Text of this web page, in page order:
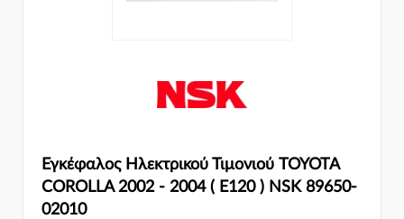
Εγκέφαλος Ηλεκτρικού Τιμονιού TOYOTA
COROLLA 2002 - 2004 ( E120 ) NSK 89650-
02010